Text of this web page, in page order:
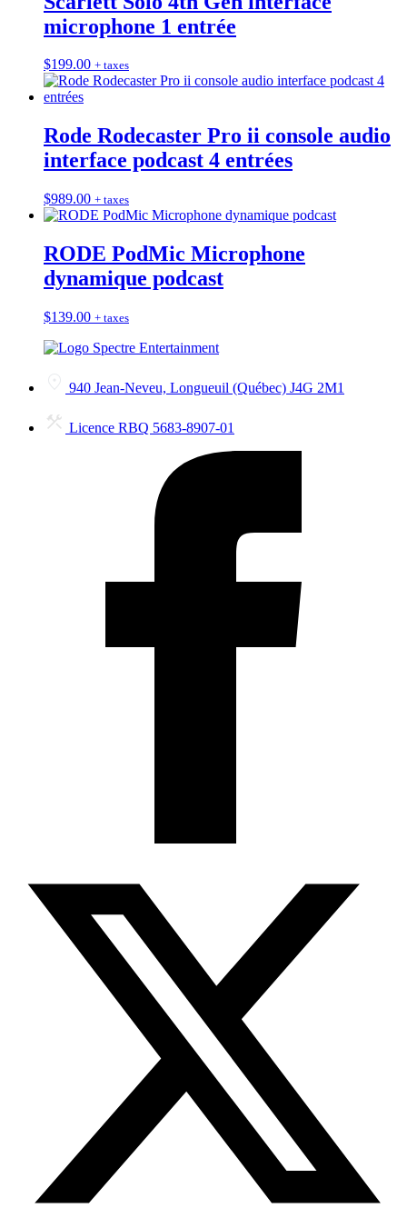
microphone 1 entrée
$199.00 + taxes
Rode Rodecaster Pro ii console audio
interface podcast 4 entrées
$989.00 + taxes
RODE PodMic Microphone
dynamique podcast
$139.00 + taxes
940 Jean-Neveu, Longueuil (Québec) J4G 2M1
Licence RBQ 5683-8907-01